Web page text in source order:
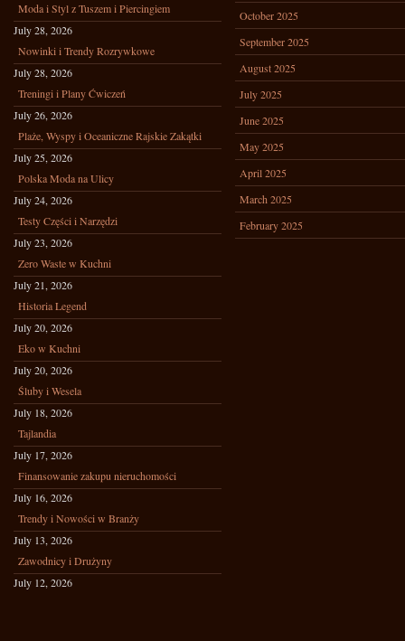
Moda i Styl z Tuszem i Piercingiem
July 28, 2026
Nowinki i Trendy Rozrywkowe
July 28, 2026
Treningi i Plany Ćwiczeń
July 26, 2026
Plaże, Wyspy i Oceaniczne Rajskie Zakątki
July 25, 2026
Polska Moda na Ulicy
July 24, 2026
Testy Części i Narzędzi
July 23, 2026
Zero Waste w Kuchni
July 21, 2026
Historia Legend
July 20, 2026
Eko w Kuchni
July 20, 2026
Śluby i Wesela
July 18, 2026
Tajlandia
July 17, 2026
Finansowanie zakupu nieruchomości
July 16, 2026
Trendy i Nowości w Branży
July 13, 2026
Zawodnicy i Drużyny
July 12, 2026
October 2025
September 2025
August 2025
July 2025
June 2025
May 2025
April 2025
March 2025
February 2025